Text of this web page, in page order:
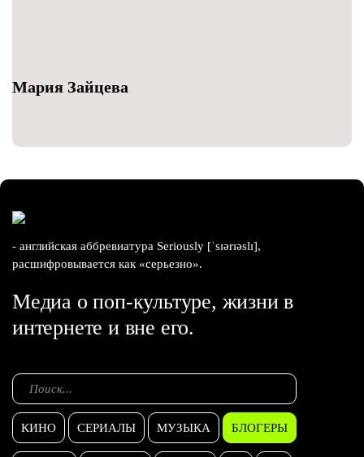
Мария Зайцева
- английская аббревиатура Seriously [ˈsɪərɪəslɪ],
расшифровывается как «серьезно».
Медиа о поп-культуре, жизни в
интернете и вне его.
КИНО СЕРИАЛЫ МУЗЫКА БЛОГЕРЫ